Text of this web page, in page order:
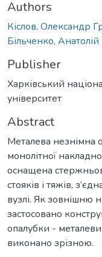
Authors
Кіслов, Олександр
Більченко,
Publisher
Харківський
університет
Abstract
Металева незнімна
монолітної
оснащена
стояків і тяжів,
вузлі. Як зовнішню
застосовано
опалубки -
виконано зрізною.